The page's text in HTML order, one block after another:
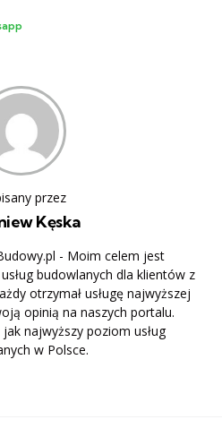
przez
Kęska
- Moim celem jest
budowlanych dla klientów z
otrzymał usługę najwyższej
opinią na naszych portalu.
najwyższy poziom usług
w Polsce.